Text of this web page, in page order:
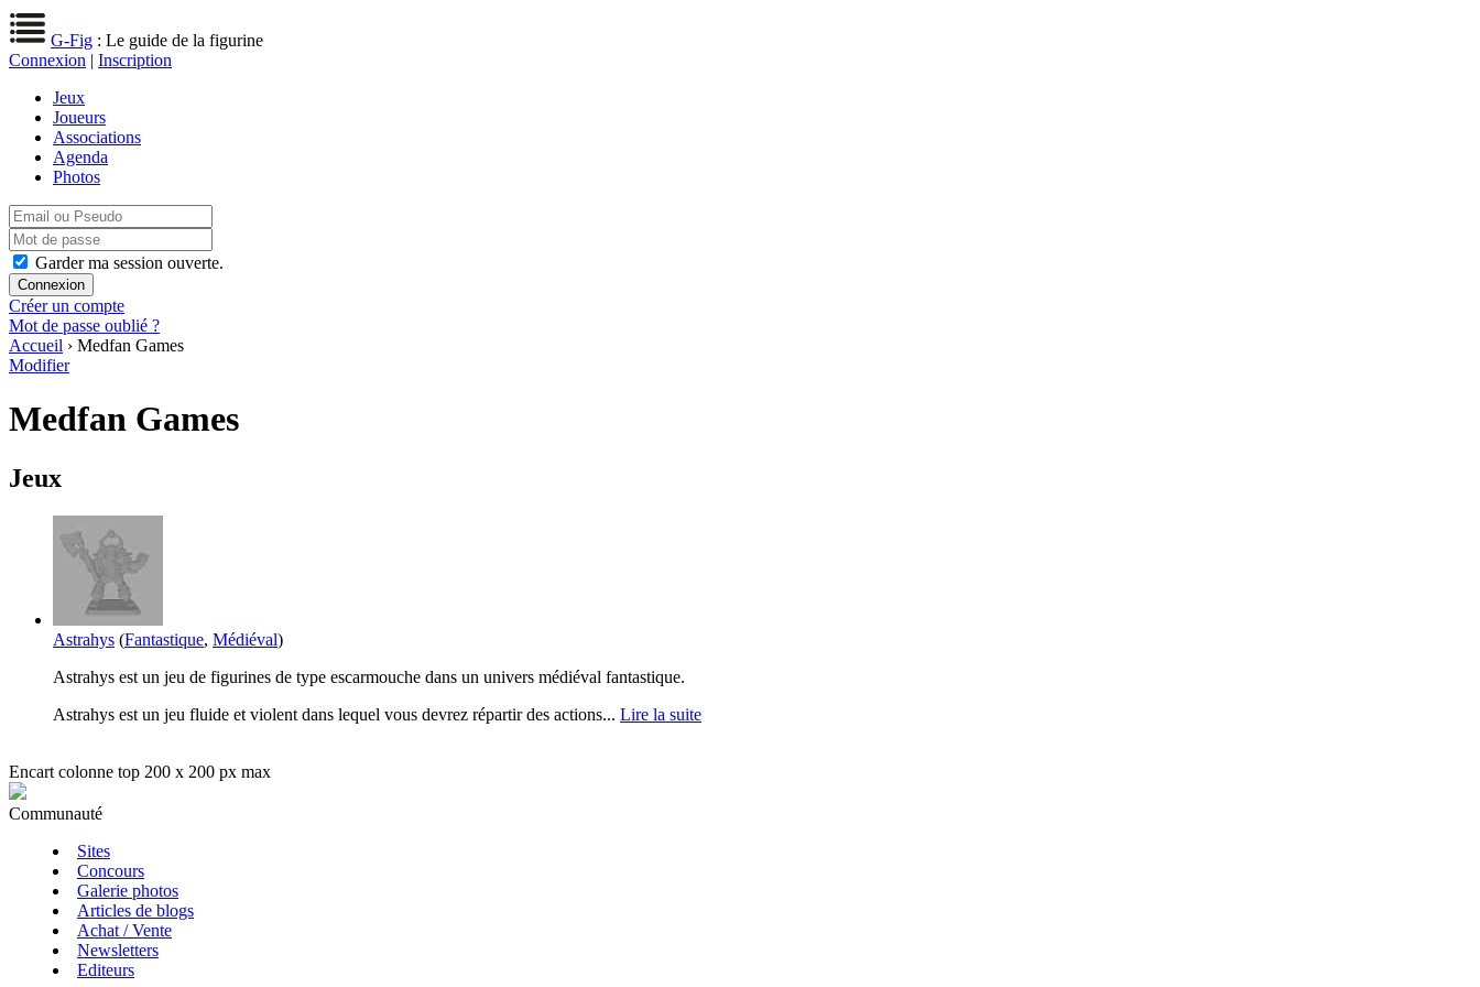
G-Fig : Le guide de la figurine
Connexion | Inscription
Jeux
Joueurs
Associations
Agenda
Photos
Garder ma session ouverte.
Créer un compte
Mot de passe oublié ?
Accueil › Medfan Games
Modifier
Medfan Games
Jeux
Astrahys (Fantastique, Médiéval)
Astrahys est un jeu de figurines de type escarmouche dans un univers médiéval fantastique.​
Astrahys est un jeu fluide et violent dans lequel vous devrez répartir des actions... Lire la suite
Encart colonne top 200 x 200 px max
Communauté
Sites
Concours
Galerie photos
Articles de blogs
Achat / Vente
Newsletters
Editeurs